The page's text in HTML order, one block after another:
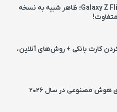
بررسی گوشی Galaxy Z Flip8؛ ظاهر شبیه به نسخه
متفاوت!
کارت بانکی + روش‌های آنلاین،
مصنوعی در سال ۲۰۲۶